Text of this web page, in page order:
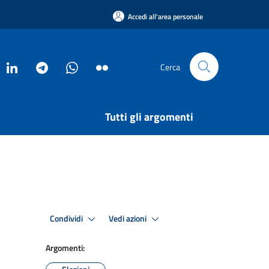
Accedi all'area personale
Cerca
Tutti gli argomenti
Condividi Vedi azioni
Argomenti: